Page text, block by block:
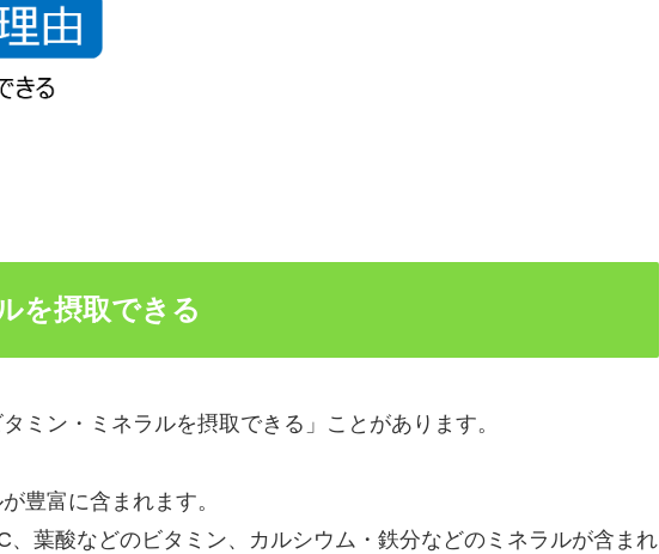
を摂取できる
ミン・ミネラルを摂取できる」ことがあります。
豊富に含まれます。
、葉酸などのビタミン、カルシウム・鉄分などのミネラルが含まれ